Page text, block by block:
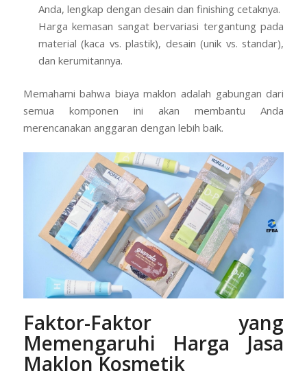
Anda, lengkap dengan desain dan finishing cetaknya.
Harga kemasan sangat bervariasi tergantung pada
material (kaca vs. plastik), desain (unik vs. standar),
dan kerumitannya.
Memahami bahwa biaya maklon adalah gabungan dari
semua komponen ini akan membantu Anda
merencanakan anggaran dengan lebih baik.
Faktor-Faktor yang
Memengaruhi Harga Jasa
Maklon Kosmetik